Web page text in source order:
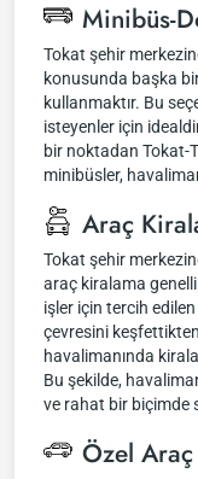
Minibüs-
Tokat şehir
konusunda başka
kullanmaktır. Bu
isteyenler için
bir noktadan Tokat-
minibüsler,
Araç
Tokat şehir
araç kiralama
işler için tercih
çevresini
havalimanında
Bu şekilde,
ve rahat bir biçimde
Özel Araç